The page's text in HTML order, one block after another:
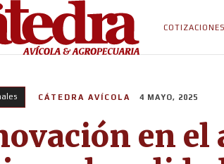
COTIZACIONES
CÁTEDRA AVÍCOLA 4 MAYO, 2025
en el